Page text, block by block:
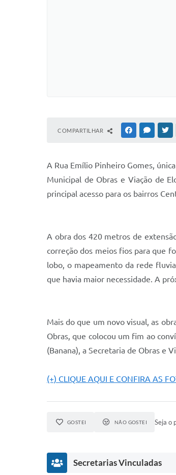
COMPARTILHAR FACEBOOK
A Rua Emílio Pinheiro Gomes,
Municipal de Obras e Viação de
principal acesso para os bairros
A obra dos 420 metros de
correção dos meios fios para que
lobo, o mapeamento da rede
que havia maior necessidade. A
Mais do que um novo visual, as
Obras, que colocou um fim ao
(Banana), a Secretaria de Obras e
(+) CLIQUE AQUI E CONFIRA AS
GOSTEI NÃO GOSTEI Seja o
Secretarias Vinculadas